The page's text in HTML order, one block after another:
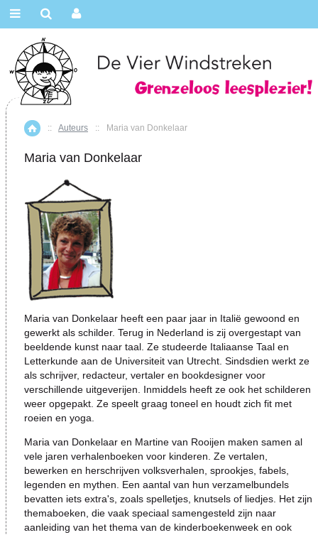
Home
:: Auteurs :: Maria van Donkelaar
Maria van Donkelaar
Maria van Donkelaar heeft een paar jaar in Italië gewoond en
gewerkt als schilder. Terug in Nederland is zij overgestapt van
beeldende kunst naar taal. Ze studeerde Italiaanse Taal en
Letterkunde aan de Universiteit van Utrecht. Sindsdien werkt ze
als schrijver, redacteur, vertaler en bookdesigner voor
verschillende uitgeverijen. Inmiddels heeft ze ook het schilderen
weer opgepakt. Ze speelt graag toneel en houdt zich fit met
roeien en yoga.
Maria van Donkelaar en Martine van Rooijen maken samen al
vele jaren verhalenboeken voor kinderen. Ze vertalen,
bewerken en herschrijven volksverhalen, sprookjes, fabels,
legenden en mythen. Een aantal van hun verzamelbundels
bevatten iets extra's, zoals spelletjes, knutsels of liedjes. Het zijn
themaboeken, die vaak speciaal samengesteld zijn naar
aanleiding van het thema van de kinderboekenweek en ook